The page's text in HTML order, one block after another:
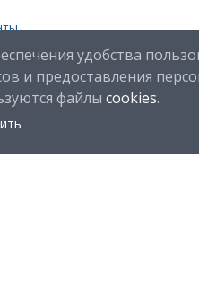
удобства
и предоставления
файлы cookies.